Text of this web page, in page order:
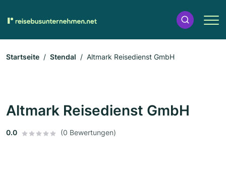
Startseite Stendal Altmark Reisedienst GmbH
Altmark Reisedienst GmbH
0.0 (0 Bewertungen)